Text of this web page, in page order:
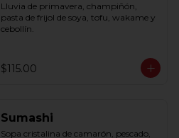
Lluvia de primavera, champiñón,
pasta de frijol de soya, tofu, wakame y
cebollín.
$115.00
Sumashi
Sopa cristalina de camarón, pescado,